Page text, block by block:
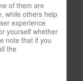
of them are
while others help
experience
yourself whether
note that if you
the